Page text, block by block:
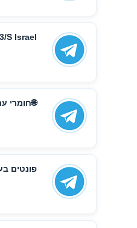
S Israel
🌐חומרי
פונטים